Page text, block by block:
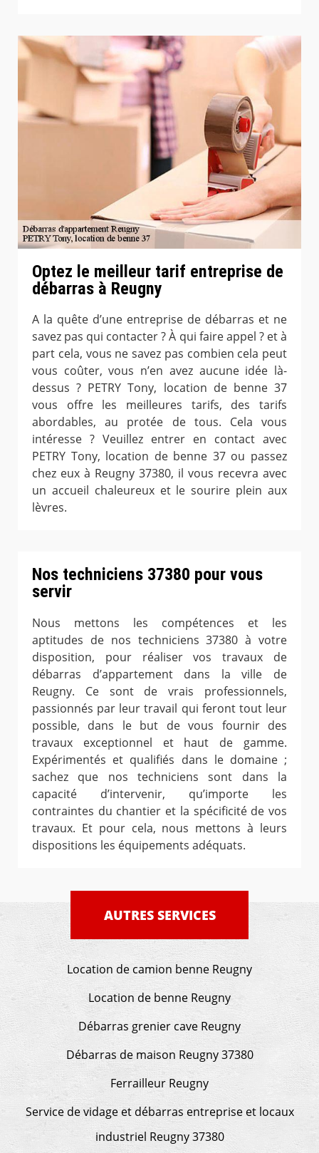
Optez le meilleur tarif entreprise de
débarras à Reugny
A la quête d’une entreprise de débarras et ne
savez pas qui contacter ? À qui faire appel ? et à
part cela, vous ne savez pas combien cela peut
vous coûter, vous n’en avez aucune idée là-
dessus ? PETRY Tony, location de benne 37
vous offre les meilleures tarifs, des tarifs
abordables, au protée de tous. Cela vous
intéresse ? Veuillez entrer en contact avec
PETRY Tony, location de benne 37 ou passez
chez eux à Reugny 37380, il vous recevra avec
un accueil chaleureux et le sourire plein aux
lèvres.
Nos techniciens 37380 pour vous
servir
Nous mettons les compétences et les
aptitudes de nos techniciens 37380 à votre
disposition, pour réaliser vos travaux de
débarras d’appartement dans la ville de
Reugny. Ce sont de vrais professionnels,
passionnés par leur travail qui feront tout leur
possible, dans le but de vous fournir des
travaux exceptionnel et haut de gamme.
Expérimentés et qualifiés dans le domaine ;
sachez que nos techniciens sont dans la
capacité d’intervenir, qu’importe les
contraintes du chantier et la spécificité de vos
travaux. Et pour cela, nous mettons à leurs
dispositions les équipements adéquats.
AUTRES SERVICES
Location de camion benne Reugny
Location de benne Reugny
Débarras grenier cave Reugny
Débarras de maison Reugny 37380
Ferrailleur Reugny
Service de vidage et débarras entreprise et locaux
industriel Reugny 37380